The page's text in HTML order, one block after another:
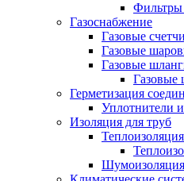
Фильтры
Газоснабжение
Газовые
Газовые
Газовые
Герметизация
Уплотнители
Изоляция для труб